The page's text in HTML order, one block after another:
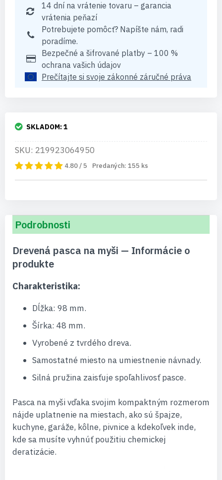
14 dní na vrátenie tovaru – garancia
vrátenia peňazí
Potrebujete pomôcť? Napíšte nám, radi
poradíme.
Bezpečné a šifrované platby – 100 %
ochrana vašich údajov
Prečítajte si svoje zákonné záručné práva
SKLADOM:1
SKU: 219923064950
4.80 / 5 Predaných: 155 ks
Podrobnosti
Drevená pasca na myši — Informácie o
produkte
Charakteristika:
Dĺžka: 98 mm.
Šírka: 48 mm.
Vyrobené z tvrdého dreva.
Samostatné miesto na umiestnenie návnady.
Silná pružina zaisťuje spoľahlivosť pasce.
Pasca na myši vďaka svojim kompaktným rozmerom
nájde uplatnenie na miestach, ako sú špajze,
kuchyne, garáže, kôlne, pivnice a kdekoľvek inde,
kde sa musíte vyhnúť použitiu chemickej
deratizácie.